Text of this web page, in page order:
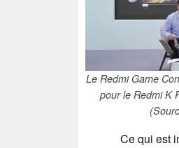
Le Redmi Game
pour le Redmi K
Ce qui est